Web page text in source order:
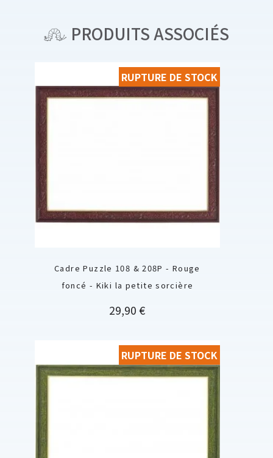
PRODUITS ASSOCIÉS
Cadre Puzzle 108 & 208P - Rouge
foncé - Kiki la petite sorcière
Prix
29,90 €
RUPTURE DE STOCK
RUPTURE DE STOCK